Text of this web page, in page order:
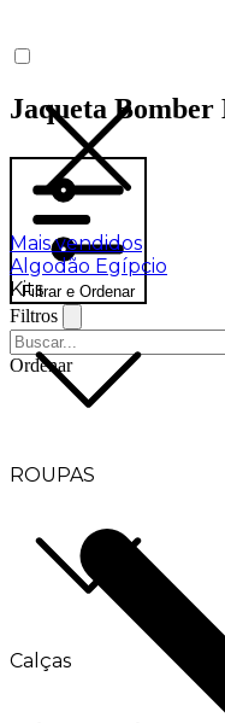
Mais vendidos
Algodão Egípcio
Kits
ROUPAS
Calças
Jaqueta
Filtrar e Ordenar
Filtros
Ordenar